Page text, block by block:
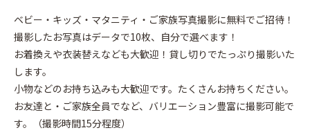
つ
く
ば
ベビー・キッズ・マタニティ・ご家族写真撮影に無料でご招待！
撮影したお写真はデータで10枚、自分で選べます！
お着換えや衣装替えなども大歓迎！貸し切りでたっぷり撮影いた
します。
小物などのお持ち込みも大歓迎です。たくさんお持ちください。
お友達と・ご家族全員でなど、バリエーション豊富に撮影可能で
す。（撮影時間15分程度）